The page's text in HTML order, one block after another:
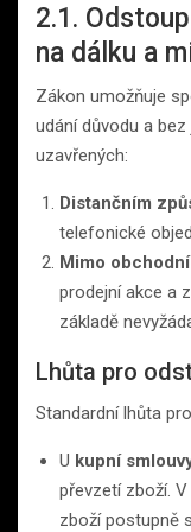
2.1.
na dálku a
Zákon umožňuje
udání důvodu a
uzavřených:
Distančním
telefonické
Mimo
prodejní akce a
základě
Lhůta pro
Standardní lhůta
U kupní
převzetí zboží.
zboží postupně